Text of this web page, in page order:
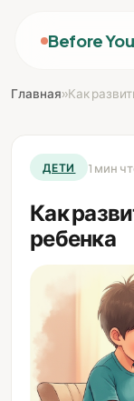
Before
Главная»Как
ДЕТИ 1 мин
Как
ребенка